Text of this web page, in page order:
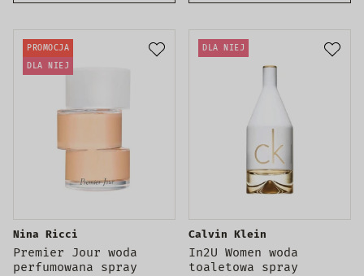
PROMOCJA
DLA NIEJ
Nina Ricci
Premier Jour woda
perfumowana spray
DLA NIEJ
Calvin Klein
In2U Women woda
toaletowa spray